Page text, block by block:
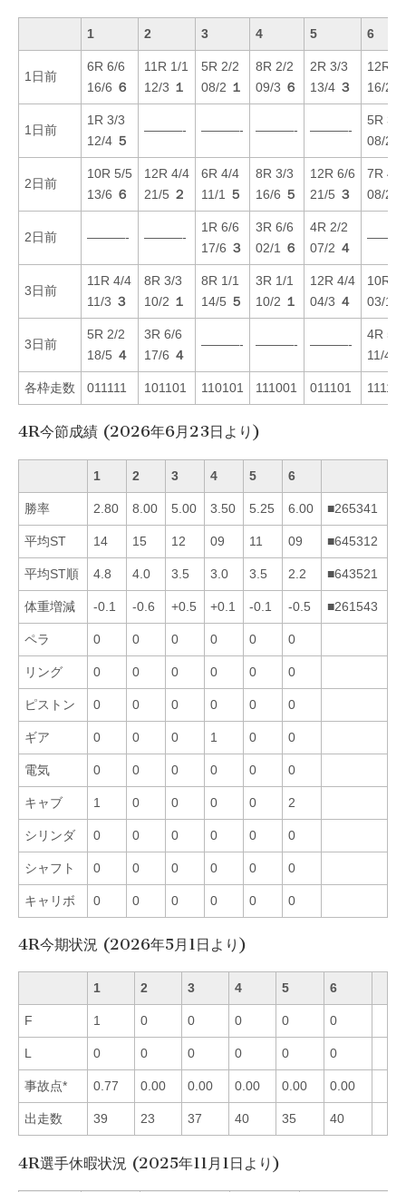
1 2 3 4 5 6
1日前
6R 6/6
16/6 ６
11R 1/1
12/3 １
5R 2/2
08/2 １
8R 2/2
09/3 ６
2R 3/3
13/4 ３
12R
16/2
1日前
1R 3/3
12/4 ５
———- ———- ———- ———-
5R 3/3
08/2
2日前
10R 5/5
13/6 ６
12R 4/4
21/5 ２
6R 4/4
11/1
５
8R 3/3
16/6 ５
12R 6/6
21/5 ３
7R 4/4
08/2
2日前 ———- ———-
1R 6/6
17/6 ３
3R 6/6
02/1
６
4R 2/2
07/2 ４
3日前
11R 4/4
11/3 ３
8R 3/3
10/2 １
8R 1/1
14/5 ５
3R 1/1
10/2 １
12R 4/4
04/3 ４
10R
03/1
3日前
5R 2/2
18/5 ４
3R 6/6
17/6 ４
———- ———- ———-
4R 5/5
11/4
各枠走数 011111 101101 110101 111001 011101 111110
4R今節成績 (2026年6月23日より)
1 2 3 4 5 6
勝率 2.80 8.00 5.00 3.50 5.25 6.00 ■265341
平均ST 14 15 12 09 11 09 ■645312
平均ST順 4.8 4.0 3.5 3.0 3.5 2.2 ■643521
体重増減 -0.1 -0.6 +0.5 +0.1 -0.1 -0.5 ■261543
ペラ 0 0 0 0 0 0
リング 0 0 0 0 0 0
ピストン 0 0 0 0 0 0
ギア 0 0 0 1 0 0
電気 0 0 0 0 0 0
キャブ 1 0 0 0 0 2
シリンダ 0 0 0 0 0 0
シャフト 0 0 0 0 0 0
キャリボ 0 0 0 0 0 0
4R今期状況 (2026年5月1日より)
1 2 3 4 5 6
F 1 0 0 0 0 0
L 0 0 0 0 0 0
事故点* 0.77 0.00 0.00 0.00 0.00 0.00
出走数 39 23 37 40 35 40
4R選手休暇状況 (2025年11月1日より)